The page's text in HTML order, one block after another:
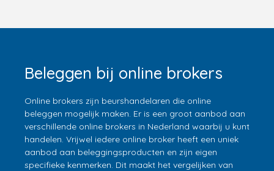
Beleggen bij online brokers
Online brokers zijn beurshandelaren die online
beleggen mogelijk maken. Er is een groot aanbod aan
verschillende online brokers in Nederland waarbij u kunt
handelen. Vrijwel iedere online broker heeft een uniek
aanbod aan beleggingsproducten en zijn eigen
specifieke kenmerken. Dit maakt het vergelijken van